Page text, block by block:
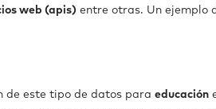
web (apis) entre otras. Un ejemplo
de este tipo de datos para educación